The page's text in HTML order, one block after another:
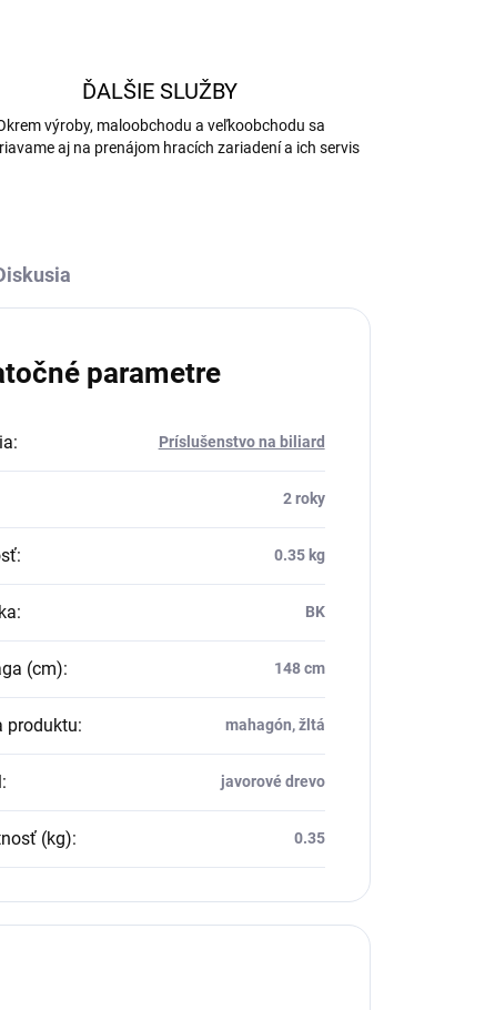
ĎALŠIE SLUŽBY
výroby, maloobchodu a veľkoobchodu sa
aj na prenájom hracích zariadení a ich servis
parametre
: Príslušenstvo na biliard
2 roky
: 0.35 kg
: BK
(cm): 148 cm
produktu: mahagón, žltá
: javorové drevo
(kg): 0.35